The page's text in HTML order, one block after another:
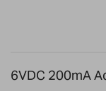
6VDC 200mA